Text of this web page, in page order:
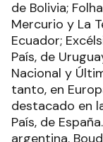
de Bolivia;
Mercurio y La
Ecuador;
País, de
Nacional y
tanto, en
destacado en
País, de
argentina.